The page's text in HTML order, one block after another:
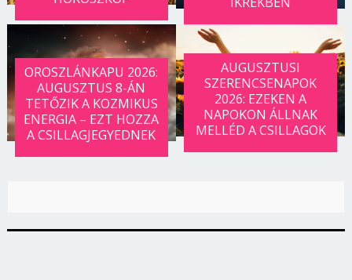
OROSZLÁNKAPU 2026:
AUGUSZTUS 8-ÁN
TETŐZIK A KOZMIKUS
ENERGIA – EZT HOZZA
A CSILLAGJEGYEDNEK
AUGUSZTUSI
SZERENCSENAPOK
2026: EZEKEN A
NAPOKON ÁLLNAK
MELLÉD A CSILLAGOK